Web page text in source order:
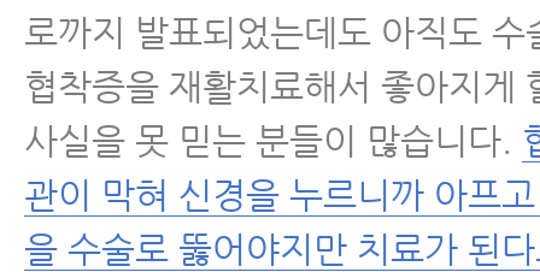
로까지 발표되었는데도 아직도 수
협착증을 재활치료해서 좋아지게
사실을 못 믿는 분들이 많습니다.
관이 막혀 신경을 누르니까 아프
을 수술로 뚫어야지만 치료가 된